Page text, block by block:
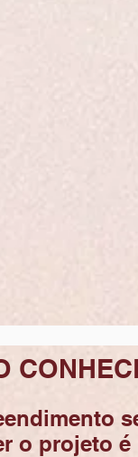
o projeto